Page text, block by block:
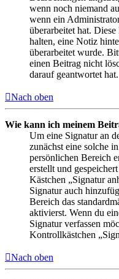
wenn noch niemand
wenn ein
überarbeitet hat.
halten, eine Notiz
überarbeitet wurde.
einen Beitrag nicht
darauf geantwortet hat.
Nach oben
Wie kann ich meinem
Um eine Signatur an
zunächst eine solche
persönlichen Bereich
erstellt und
Kästchen „Signatur
Signatur auch
Bereich das
aktivierst. Wenn du
Signatur verfassen
Kontrollkästchen
Nach oben